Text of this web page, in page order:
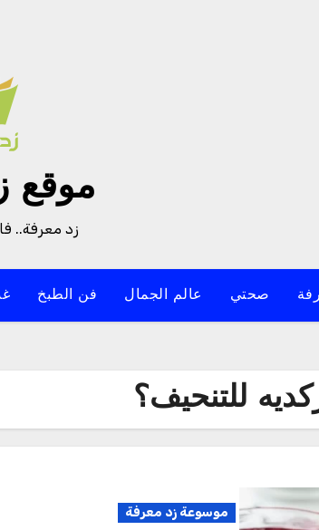
موقع
زد معرفة..
صحتي عالم الجمال فن الطبخ
للتنحيف؟
موسوعة زد معرفة